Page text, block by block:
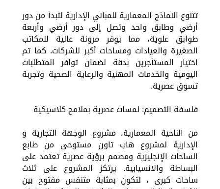
تتنوع النماذج المعمارية للمباني الإدارية لتبدأ من دور
أرضي وطابق واحد وتصل إلى دور أرضي وأربعة
طوابق علوية، مما يوفر مرونة عالية للمكاتب
الصغيرة والعيادات ومساحات أكبر للشركات. كما تم
اختيار المستأجرين بدقة لضمان توافر المتطلبات
اليومية والخدمات المهنية والرعاية الصحية وتجربة
تسوق عصرية.
فلسفة التصميم: لمسات عصرية بملامح كلاسيكية
من الناحية المعمارية، مشروع الوجهة التجارية و
الإدارية لمشروع هاب تاون مستوحى من طابع
الساحات الإنجليزية ومصمم برؤية عصرية تعتمد على
البساطة والانسيابية. يرتكز المشروع على ثلاث
ساحات كبرى ، لتكون بمثابة متنفس مفتوح بين